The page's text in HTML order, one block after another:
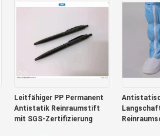
Leitfähiger PP Permanent
Antistatik Reinraumstift
mit SGS-Zertifizierung